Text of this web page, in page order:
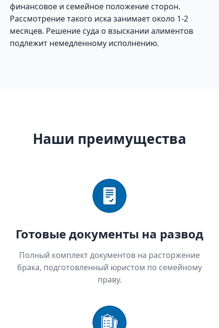
финансовое и семейное положение сторон.
Рассмотрение такого иска занимает около 1-2
месяцев. Решение суда о взыскании алиментов
подлежит немедленному исполнению.
Наши преимущества
Готовые документы на развод
Полный комплект документов на расторжение
брака, подготовленный юристом по семейному
праву.